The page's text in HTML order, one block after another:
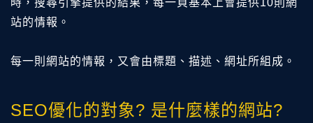
站的情報。
每一則網站的情報，又會由標題、描述、網址所組成。
SEO優化的對象? 是什麼樣的網站?